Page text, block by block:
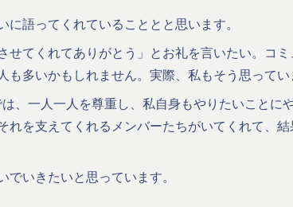
語ってくれていることとと思います。
せてくれてありがとう」とお礼を言いたい。コ
も多いかもしれません。実際、私もそう思って
、一人一人を尊重し、私自身もやりたいことに
れを支えてくれるメンバーたちがいてくれて、
いきたいと思っています。